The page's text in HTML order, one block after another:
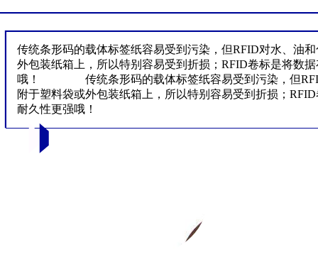
传统条形码的载体标签纸容易受到污染，但RFID对水、油
外包装纸箱上，所以特别容易受到折损；RFID卷标是将数
哦！ 传统条形码的载体标签纸容易受到污染，但RFID
附于塑料袋或外包装纸箱上，所以特别容易受到折损；
耐久性更强哦！